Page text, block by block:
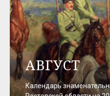
АВГУСТ
Календарь